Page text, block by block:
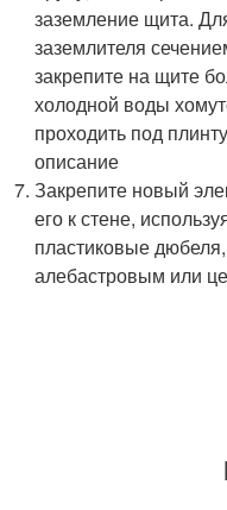
заземление щита.
заземлителя
закрепите на щите
холодной воды
проходить под
описание
Закрепите новый
его к стене,
пластиковые
алебастровым или